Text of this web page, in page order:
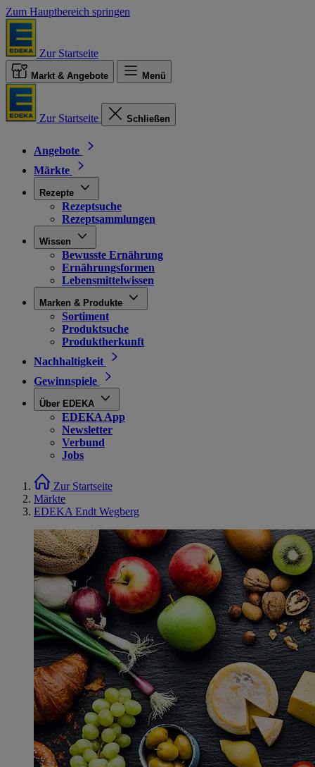
Zum Hauptbereich springen
Zur Startseite
Markt & Angebote Menü
Zur Startseite Schließen
Angebote
Märkte
Rezepte
Rezeptsuche
Rezeptsammlungen
Wissen
Bewusste Ernährung
Ernährungsformen
Lebensmittelwissen
Marken & Produkte
Sortiment
Produktsuche
Produktherkunft
Nachhaltigkeit
Gewinnspiele
Über EDEKA
EDEKA App
Newsletter
Verbund
Jobs
Zur Startseite
Märkte
EDEKA Endt Wegberg